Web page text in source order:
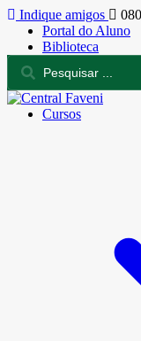
Indique amigos
Portal do Aluno
Biblioteca
Cursos